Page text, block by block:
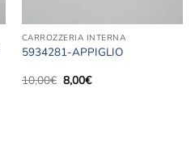
CARROZZERIA INTERNA
5934281-APPIGLIO
10,00€ Il
prezzo
8,00€Il